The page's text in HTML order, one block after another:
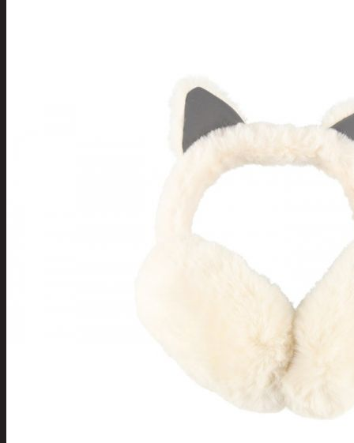
Poistotuotteet
Kausituotteet
Joulu- ja kausivalot
kuusenvalot
Joulukoristeet
Kranssit ja
asetelmat
Tontut ja
muut
Joulutekstiilit
Paketointi
Marjastus